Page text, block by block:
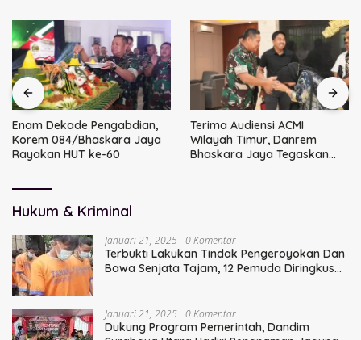
Enam Dekade Pengabdian,
Korem 084/Bhaskara Jaya
Rayakan HUT ke-60
Terima Audiensi ACMI
Wilayah Timur, Danrem
Bhaskara Jaya Tegaskan
Hukum & Kriminal
Januari 21, 2025 0 Komentar
Terbukti Lakukan Tindak Pengeroyokan Dan
Bawa Senjata Tajam, 12 Pemuda Diringkus
Januari 21, 2025 0 Komentar
Dukung Program Pemerintah, Dandim